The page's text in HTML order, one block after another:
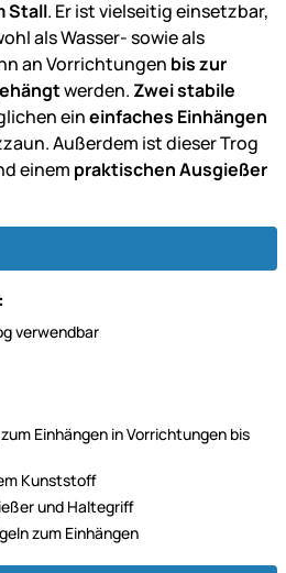
Stall. Er ist vielseitig einsetzbar,
als Wasser- sowie als
an Vorrichtungen bis zur
werden. Zwei stabile
eineinfaches Einhängen
Außerdem ist dieser Trog
einem praktischen Ausgießer
verwendbar
Einhängen in Vorrichtungen bis
Kunststoff
und Haltegriff
zum Einhängen